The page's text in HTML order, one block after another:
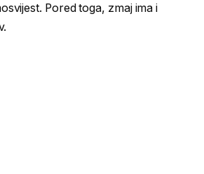
Pored toga, zmaj ima i